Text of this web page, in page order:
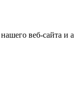
веб-сайта и